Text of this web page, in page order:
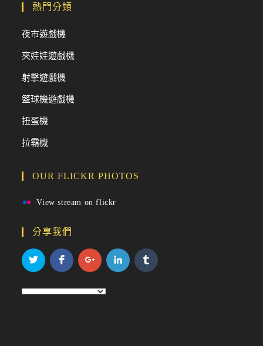
熱門分類
夜市遊戲機
夾娃娃遊戲機
射擊遊戲機
籃球機遊戲機
扭蛋機
拉霸機
OUR FLICKR PHOTOS
View stream on flickr
分享我們